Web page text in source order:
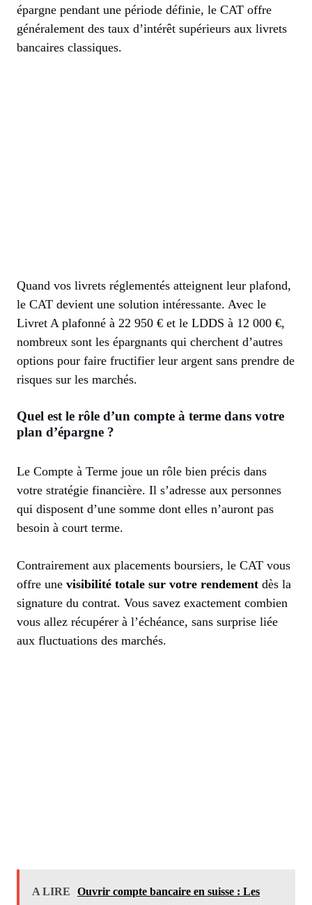
épargne pendant une période définie, le CAT offre
généralement des taux d’intérêt supérieurs aux livrets
bancaires classiques.
Quand vos livrets réglementés atteignent leur plafond,
le CAT devient une solution intéressante. Avec le
Livret A plafonné à 22 950 € et le LDDS à 12 000 €,
nombreux sont les épargnants qui cherchent d’autres
options pour faire fructifier leur argent sans prendre de
risques sur les marchés.
Quel est le rôle d’un compte à terme dans votre
plan d’épargne ?
Le Compte à Terme joue un rôle bien précis dans
votre stratégie financière. Il s’adresse aux personnes
qui disposent d’une somme dont elles n’auront pas
besoin à court terme.
Contrairement aux placements boursiers, le CAT vous
offre une visibilité totale sur votre rendement dès la
signature du contrat. Vous savez exactement combien
vous allez récupérer à l’échéance, sans surprise liée
aux fluctuations des marchés.
A LIRE
Ouvrir compte bancaire en suisse : Les